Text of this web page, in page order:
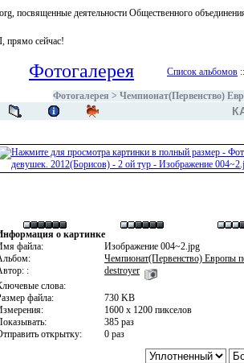
посвященные деятельности Общественного
сейчас!
Фотогалерея Список альбомов
Фотогалерея > Чемпионат(Первенство)
о картинке
файла:
Изображение 004~2.jpg
Чемпионат(Первенство) Европы
:
destroyer
слова:
файла:
730 KB
1600 x 1200 пикселов
385 раз
открытку:
0 раз